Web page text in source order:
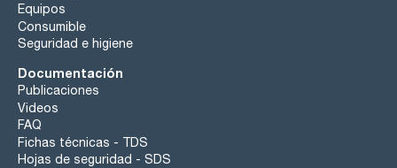
Equipos
Consumible
Seguridad e higiene
Documentación
Publicaciones
Videos
FAQ
Fichas técnicas - TDS
Hojas de seguridad - SDS